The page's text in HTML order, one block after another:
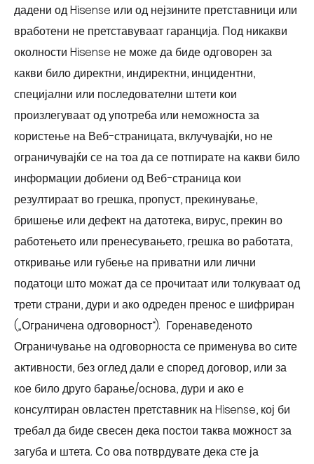
дадени од Hisense или од нејзините претставници или
вработени не претставуваат гаранција. Под никакви
околности Hisense не може да биде одговорен за
какви било директни, индиректни, инцидентни,
специјални или последователни штети кои
произлегуваат од употреба или неможноста за
користење на Веб-страницата, вклучувајќи, но не
ограничувајќи се на тоа да се потпирате на какви било
информации добиени од Веб-страница кои
резултираат во грешка, пропуст, прекинување,
бришење или дефект на датотека, вирус, прекин во
работењето или пренесувањето, грешка во работата,
откривање или губење на приватни или лични
податоци што можат да се прочитаат или толкуваат од
трети страни, дури и ако одреден пренос е шифриран
(„Ограничена одговорност“). Горенаведеното
Ограничување на одговорноста се применува во сите
активности, без оглед дали е според договор, или за
кое било друго барање/основа, дури и ако е
консултиран овластен претставник на Hisense, кој би
требал да биде свесен дека постои таква можност за
загуба и штета. Со ова потврдувате дека сте ја